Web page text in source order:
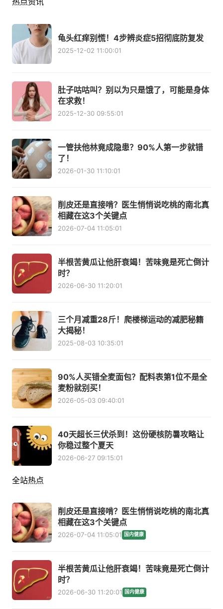
龟头红痒别慌！4步辨炎症5招彻底防复发
2025-12-02 11:00:01
肚子咕咕叫？别以为只是饿了，可能是身体
在求救！
2025-12-30 09:55:01
一管扶他林竟成隐患？90%人第一步就错
了！
2026-01-30 11:10:01
削皮还是直接啃？医生悄悄说吃桃的南北真
相藏在这3个关键点
2026-07-04 11:05:01
半根苦黄瓜让他肝衰竭！苦味竟是死亡倒计
时？
2026-06-30 11:20:01
三个月减重28斤！爬楼梯运动的减肥秘籍
大揭秘！
2025-08-03 10:35:01
90%人买错全麦面包？配料表第1位不是全
麦粉就别买！
2026-05-03 09:40:01
40天超长三伏杀到！这份硬核防暑攻略让
你稳过整个夏天
2026-06-27 09:15:01
全站热点
削皮还是直接啃？医生悄悄说吃桃的南北真
相藏在这3个关键点
2026-07-04 11:05:01 国内健康
半根苦黄瓜让他肝衰竭！苦味竟是死亡倒计
时？
2026-06-30 11:20:01 国内健康